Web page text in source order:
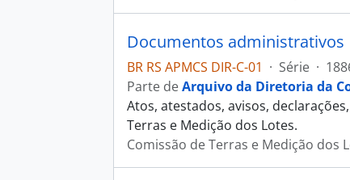
Documentos administrativos
BR RS APMCS DIR-C-01 · Série ·
Parte deArquivo da Diretoria da
Atos, atestados, avisos,
Terras e Medição dos Lotes.
Comissão de Terras e Medição dos